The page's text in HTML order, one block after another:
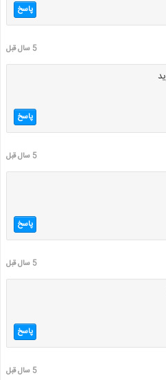
پاسخ
5 سال قبل
پاسخ
5 سال قبل
پاسخ
5 سال قبل
پاسخ
5 سال قبل